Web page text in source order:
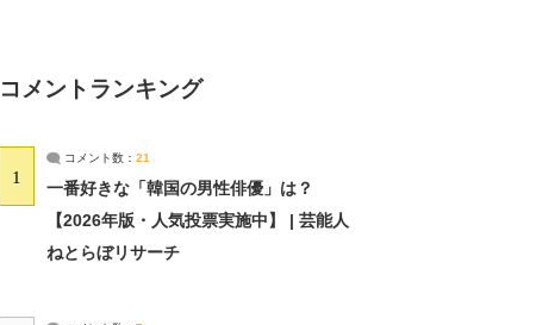
コメントランキング
1
コメント数： 21
一番好きな「韓国の男性俳優」は？
【2026年版・人気投票実施中】 | 芸能人
ねとらぼリサーチ